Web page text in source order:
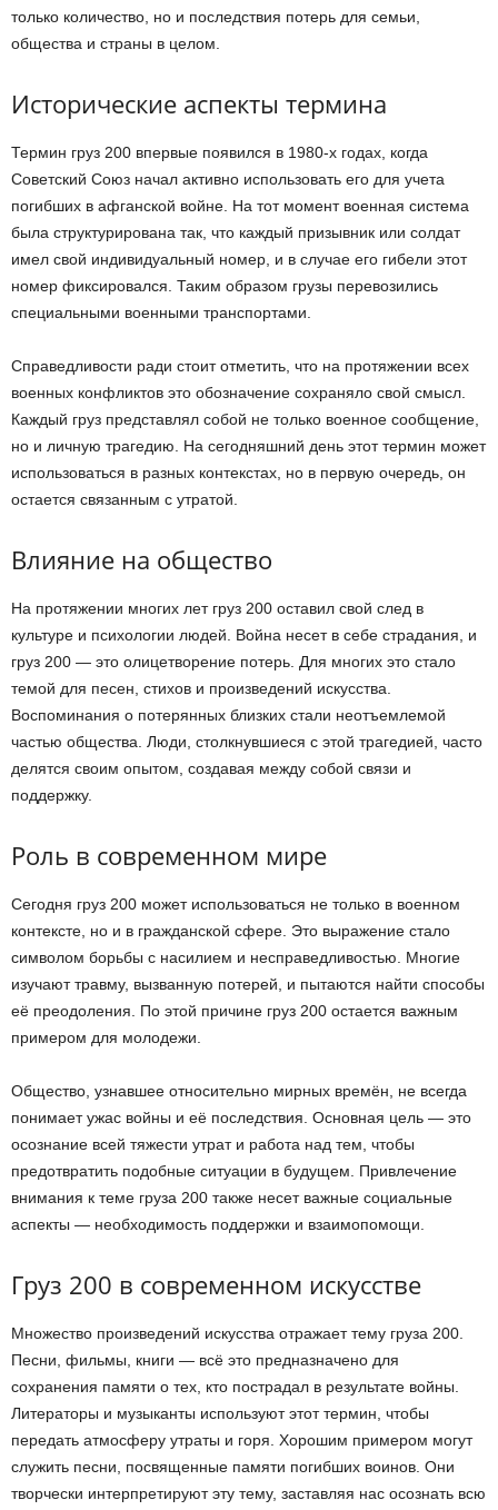
только количество, но и последствия потерь для семьи,
общества и страны в целом.
Исторические аспекты термина
Термин груз 200 впервые появился в 1980-х годах, когда
Советский Союз начал активно использовать его для учета
погибших в афганской войне. На тот момент военная система
была структурирована так, что каждый призывник или солдат
имел свой индивидуальный номер, и в случае его гибели этот
номер фиксировался. Таким образом грузы перевозились
специальными военными транспортами.
Справедливости ради стоит отметить, что на протяжении всех
военных конфликтов это обозначение сохраняло свой смысл.
Каждый груз представлял собой не только военное сообщение,
но и личную трагедию. На сегодняшний день этот термин может
использоваться в разных контекстах, но в первую очередь, он
остается связанным с утратой.
Влияние на общество
На протяжении многих лет груз 200 оставил свой след в
культуре и психологии людей. Война несет в себе страдания, и
груз 200 — это олицетворение потерь. Для многих это стало
темой для песен, стихов и произведений искусства.
Воспоминания о потерянных близких стали неотъемлемой
частью общества. Люди, столкнувшиеся с этой трагедией, часто
делятся своим опытом, создавая между собой связи и
поддержку.
Роль в современном мире
Сегодня груз 200 может использоваться не только в военном
контексте, но и в гражданской сфере. Это выражение стало
символом борьбы с насилием и несправедливостью. Многие
изучают травму, вызванную потерей, и пытаются найти способы
её преодоления. По этой причине груз 200 остается важным
примером для молодежи.
Общество, узнавшее относительно мирных времён, не всегда
понимает ужас войны и её последствия. Основная цель — это
осознание всей тяжести утрат и работа над тем, чтобы
предотвратить подобные ситуации в будущем. Привлечение
внимания к теме груза 200 также несет важные социальные
аспекты — необходимость поддержки и взаимопомощи.
Груз 200 в современном искусстве
Множество произведений искусства отражает тему груза 200.
Песни, фильмы, книги — всё это предназначено для
сохранения памяти о тех, кто пострадал в результате войны.
Литераторы и музыканты используют этот термин, чтобы
передать атмосферу утраты и горя. Хорошим примером могут
служить песни, посвященные памяти погибших воинов. Они
творчески интерпретируют эту тему, заставляя нас осознать всю